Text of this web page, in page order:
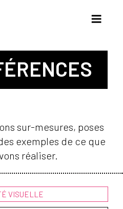
sur-mesures, poses
exemples de ce que
réaliser.
VISUELLE